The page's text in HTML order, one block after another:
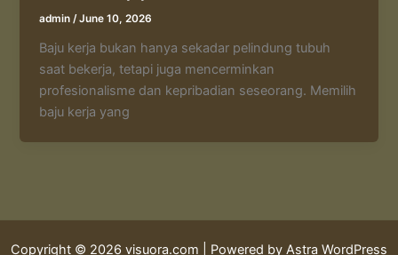
admin/June 10, 2026
Baju kerja bukan hanya sekadar pelindung tubuh
saat bekerja, tetapi juga mencerminkan
profesionalisme dan kepribadian seseorang. Memilih
baju kerja yang
Copyright © 2026 visuora.com | Powered by Astra WordPress